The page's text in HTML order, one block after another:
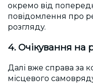
окремо від
повідомлення про
розгляду.
4. Очікування на
Далі вже справа за
місцевого